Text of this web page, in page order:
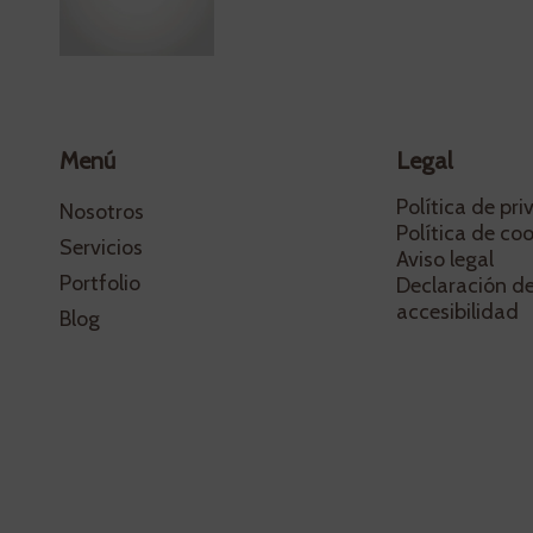
Menú
Nosotros
Servicios
Portfolio
Blog
Legal
Política de
Política de
Aviso legal
Declaración
accesibilidad